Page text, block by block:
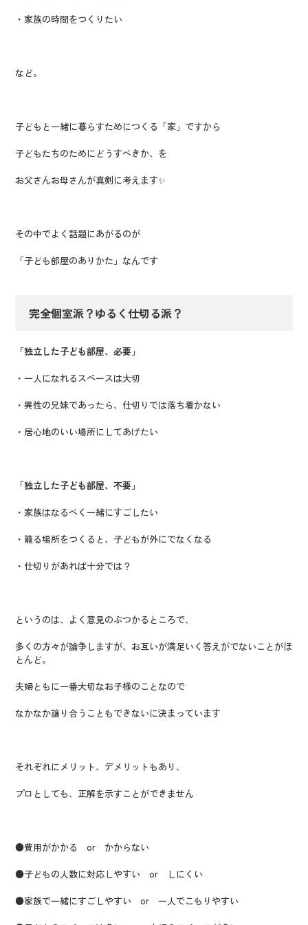
・家族の時間をつくりたい
など。
子どもと一緒に暮らすためにつくる「家」ですから
子どもたちのためにどうすべきか、を
お父さんお母さんが真剣に考えます✨
その中でよく話題にあがるのが
「子ども部屋のありかた」なんです
完全個室派？ゆるく仕切る派？
「独立した子ども部屋、必要」
・一人になれるスペースは大切
・異性の兄妹であったら、仕切りでは落ち着かない
・居心地のいい場所にしてあげたい
「独立した子ども部屋、不要」
・家族はなるべく一緒にすごしたい
・籠る場所をつくると、子どもが外にでなくなる
・仕切りがあれば十分では？
というのは、よく意見のぶつかるところで、
多くの方々が論争しますが、お互いが満足いく答えがでないことがほ
とんど。
夫婦ともに一番大切なお子様のことなので
なかなか譲り合うこともできないに決まっています
それぞれにメリット、デメリットもあり、
プロとしても、正解を示すことができません
●費用がかかる or かからない
●子どもの人数に対応しやすい or しにくい
●家族で一緒にすごしやすい or 一人でこもりやすい